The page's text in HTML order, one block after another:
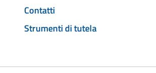
Contatti
Strumenti di tutela